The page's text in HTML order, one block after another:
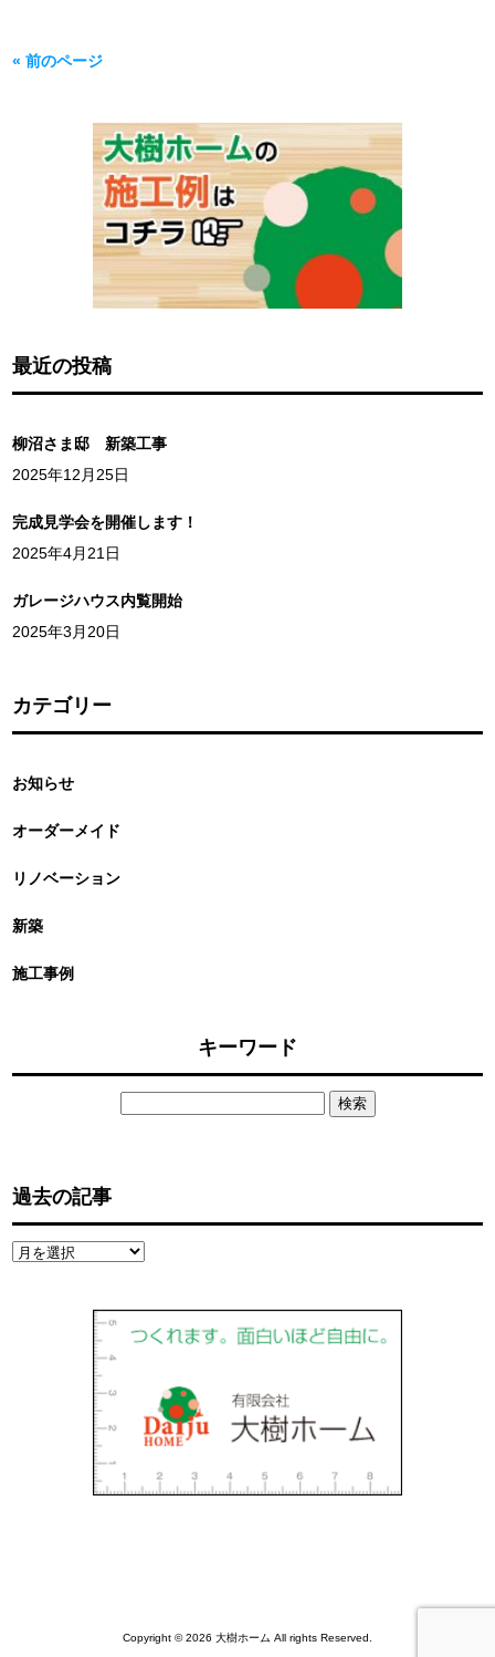
« 前のページ
最近の投稿
柳沼さま邸 新築工事
2025年12月25日
完成見学会を開催します！
2025年4月21日
ガレージハウス内覧開始
2025年3月20日
カテゴリー
お知らせ
オーダーメイド
リノベーション
新築
施工事例
キーワード
過去の記事
過
Copyright © 2026 大樹ホーム All rights Reserved.